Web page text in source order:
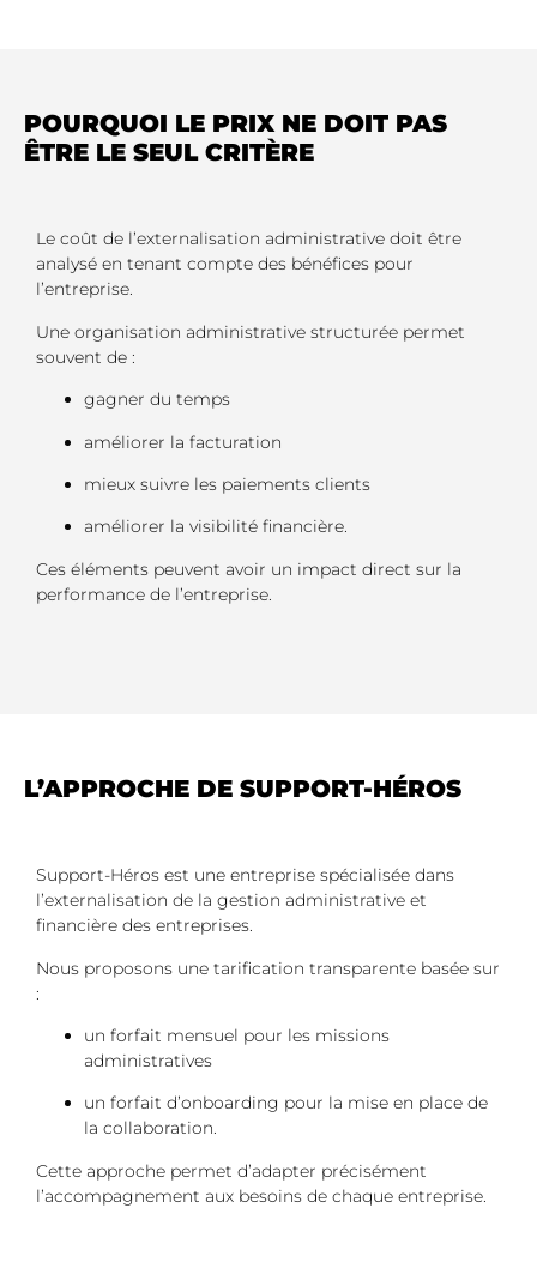
POURQUOI LE PRIX NE DOIT PAS
ÊTRE LE SEUL CRITÈRE
Le coût de l’externalisation administrative doit être
analysé en tenant compte des bénéfices pour
l’entreprise.
Une organisation administrative structurée permet
souvent de :
gagner du temps
améliorer la facturation
mieux suivre les paiements clients
améliorer la visibilité financière.
Ces éléments peuvent avoir un impact direct sur la
performance de l’entreprise.
L’APPROCHE DE SUPPORT-HÉROS
Support-Héros est une entreprise spécialisée dans
l’externalisation de la gestion administrative et
financière des entreprises.
Nous proposons une tarification transparente basée sur
:
un forfait mensuel pour les missions
administratives
un forfait d’onboarding pour la mise en place de
la collaboration.
Cette approche permet d’adapter précisément
l’accompagnement aux besoins de chaque entreprise.